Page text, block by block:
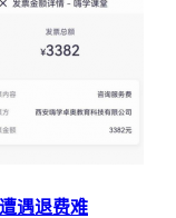
遇退费难